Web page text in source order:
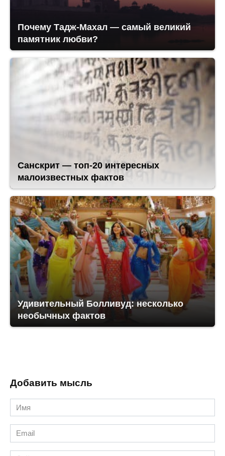
Почему Тадж-Махал — самый великий
памятник любви?
Санскрит — топ-20 интересных
малоизвестных фактов
Удивительный Болливуд: несколько
необычных фактов
Добавить мысль
Имя
*
Email
*